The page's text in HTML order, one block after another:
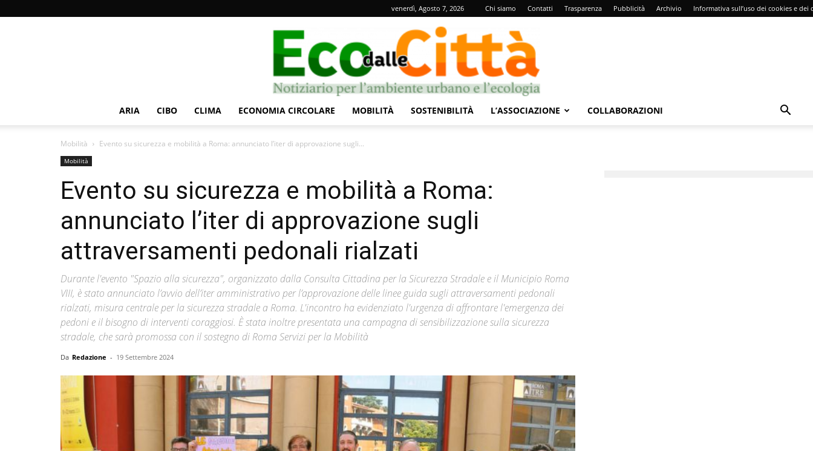
venerdì, Agosto 7, 2026 Chi siamo Contatti Trasparenza Pubblicità Archivio Informativa sull’uso dei cookies e dei
Città
ARIA CIBO CLIMA ECONOMIA CIRCOLARE MOBILITÀ SOSTENIBILITÀ L’ASSOCIAZIONE COLLABORAZIONI
Mobilità Evento su sicurezza e mobilità a Roma: annunciato l’iter di approvazione sugli...
Mobilità
Evento su sicurezza e mobilità a Roma:
annunciato l’iter di approvazione sugli
attraversamenti pedonali rialzati
Durante l'evento "Spazio alla sicurezza", organizzato dalla Consulta Cittadina per la Sicurezza Stradale e il Municipio Roma
VIII, è stato annunciato l’avvio dell’iter amministrativo per l’approvazione delle linee guida sugli attraversamenti pedonali
rialzati, misura centrale per la sicurezza stradale a Roma. L'incontro ha evidenziato l'urgenza di affrontare l'emergenza dei
pedoni e il bisogno di interventi coraggiosi. È stata inoltre presentata una campagna di sensibilizzazione sulla sicurezza
stradale, che sarà promossa con il sostegno di Roma Servizi per la Mobilità
Da Redazione - 19 Settembre 2024